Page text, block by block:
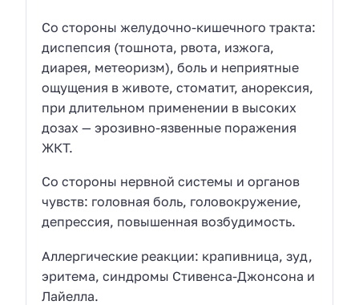
Со стороны желудочно-кишечного тракта:
диспепсия (тошнота, рвота, изжога,
диарея, метеоризм), боль и неприятные
ощущения в животе, стоматит, анорексия,
при длительном применении в высоких
дозах — эрозивно-язвенные поражения
ЖКТ.
Со стороны нервной системы и органов
чувств: головная боль, головокружение,
депрессия, повышенная возбудимость.
Аллергические реакции: крапивница, зуд,
эритема, синдромы Стивенса-Джонсона и
Лайелла.